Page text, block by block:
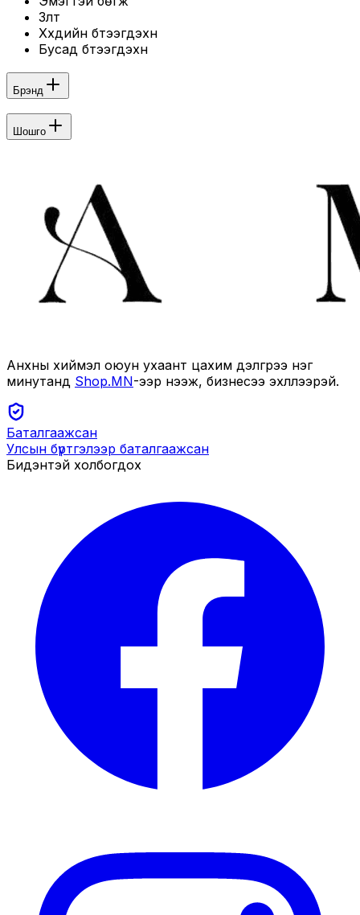
Зүүлт
Хүүхдийн бүтээгдэхүүн
Бусад бүтээгдэхүүн
Брэнд
Шошго
Анхны хиймэл оюун ухаант цахим дэлгүүрээ нэг
минутанд Shop.MN-ээр нээж, бизнесээ эхлүүлээрэй.
Баталгаажсан
Улсын бүртгэлээр баталгаажсан
Бидэнтэй холбогдох